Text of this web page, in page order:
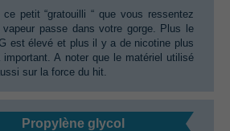
petit‭ “‬gratouilli‭ “ ‬que vous ressentez
vapeur passe dans votre gorge.‭ ‬Plus le
est élevé et plus il y a de nicotine plus
important.‭ ‬A noter que le matériel utilisé
sur la force du hit.
Propylène glycol